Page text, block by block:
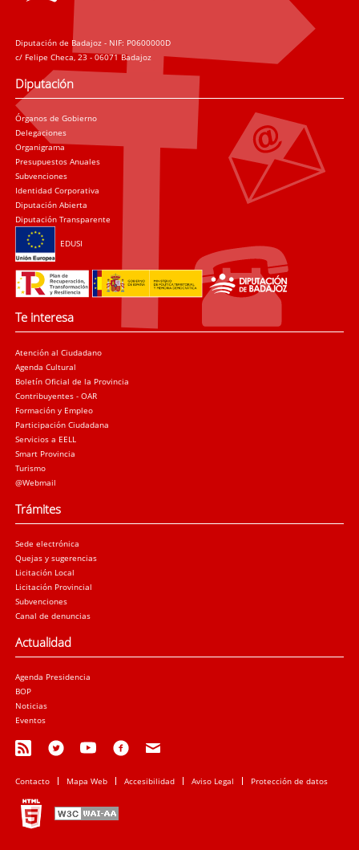
Diputación de Badajoz - NIF: P0600000D
c/ Felipe Checa, 23 - 06071 Badajoz
Diputación
Órganos de Gobierno
Delegaciones
Organigrama
Presupuestos Anuales
Subvenciones
Identidad Corporativa
Diputación Abierta
Diputación Transparente
EDUSI
Te interesa
Atención al Ciudadano
Agenda Cultural
Boletín Oficial de la Provincia
Contribuyentes - OAR
Formación y Empleo
Participación Ciudadana
Servicios a EELL
Smart Provincia
Turismo
@Webmail
Trámites
Sede electrónica
Quejas y sugerencias
Licitación Local
Licitación Provincial
Subvenciones
Canal de denuncias
Actualidad
Agenda Presidencia
BOP
Noticias
Eventos
Contacto Mapa Web Accesibilidad Aviso Legal Protección de datos